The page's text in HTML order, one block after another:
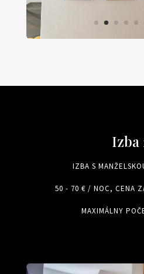
Izba
IZBA S
50 - 70 € / NOC, CENA
MAXIMÁLNY